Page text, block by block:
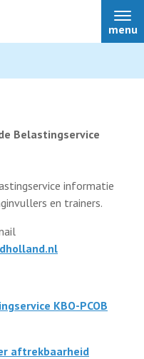
menu
Belastingservice
informatie
en trainers.
KBO-PCOB
aftrekbaarheid